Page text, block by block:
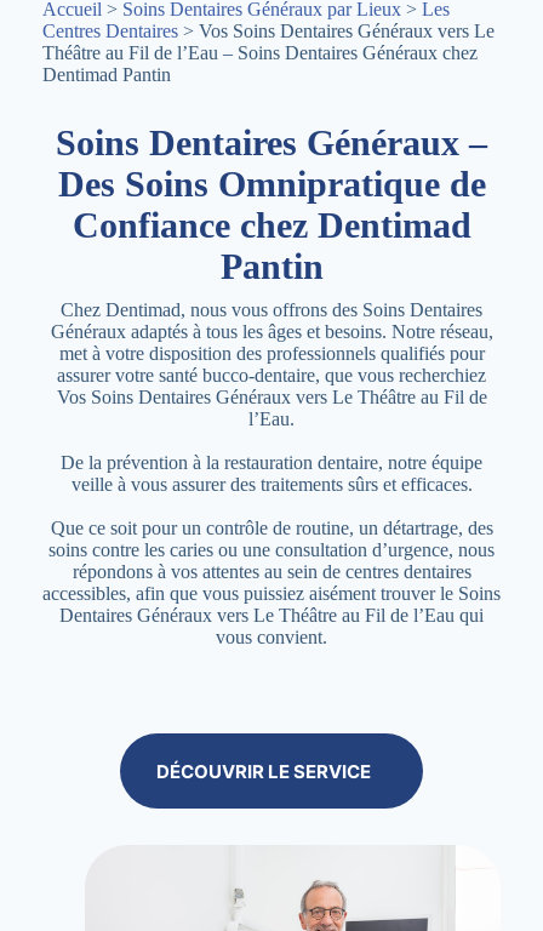
Accueil > Soins Dentaires Généraux par Lieux > Les
Centres Dentaires > Vos Soins Dentaires Généraux vers Le
Théâtre au Fil de l’Eau – Soins Dentaires Généraux chez
Dentimad Pantin
Soins Dentaires Généraux –
Des Soins Omnipratique de
Confiance chez Dentimad
Pantin
Chez Dentimad, nous vous offrons des Soins Dentaires
Généraux adaptés à tous les âges et besoins. Notre réseau,
met à votre disposition des professionnels qualifiés pour
assurer votre santé bucco-dentaire, que vous recherchiez
Vos Soins Dentaires Généraux vers Le Théâtre au Fil de
l’Eau.
De la prévention à la restauration dentaire, notre équipe
veille à vous assurer des traitements sûrs et efficaces.
Que ce soit pour un contrôle de routine, un détartrage, des
soins contre les caries ou une consultation d’urgence, nous
répondons à vos attentes au sein de centres dentaires
accessibles, afin que vous puissiez aisément trouver le Soins
Dentaires Généraux vers Le Théâtre au Fil de l’Eau qui
vous convient.
DÉCOUVRIR LE SERVICE